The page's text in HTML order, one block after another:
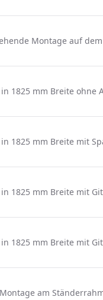
Montage auf
1825 mm Breite ohne
1825 mm Breite mit
1825 mm Breite mit
1825 mm Breite mit
am